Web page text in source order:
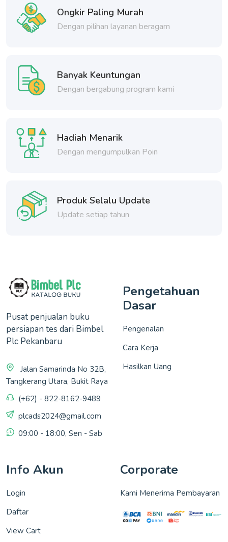
Ongkir Paling Murah
Dengan pilihan layanan beragam
Banyak Keuntungan
Dengan bergabung program kami
Hadiah Menarik
Dengan mengumpulkan Poin
Produk Selalu Update
Update setiap tahun
Pusat penjualan buku
persiapan tes dari Bimbel
Plc Pekanbaru
Jalan Samarinda No 32B,
Tangkerang Utara, Bukit Raya
(+62) - 822-8162-9489
plcads2024@gmail.com
09:00 - 18:00, Sen - Sab
Pengetahuan
Dasar
Pengenalan
Cara Kerja
Hasilkan Uang
Info Akun
Login
Daftar
View Cart
Corporate
Kami Menerima Pembayaran